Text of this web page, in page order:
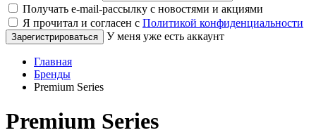
Получать e-mail-рассылку с новостями и акциями
Я прочитал и согласен с Политикой конфиденциальности
У меня уже есть аккаунт
Главная
Бренды
Premium Series
Premium Series